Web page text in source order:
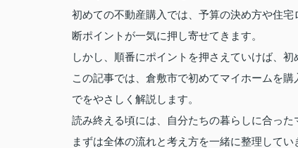
初めての不動産購入では、予算の決め方や住
断ポイントが一気に押し寄せてきます。
しかし、順番にポイントを押さえていけば、
この記事では、倉敷市で初めてマイホームを
でをやさしく解説します。
読み終える頃には、自分たちの暮らしに合っ
まずは全体の流れと考え方を一緒に整理してい